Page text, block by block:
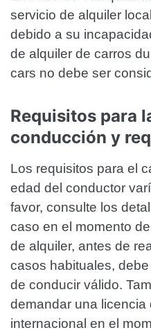
servicio de alquiler
debido a su
de alquiler de carros
cars no debe ser
Requisitos para
conducción y
Los requisitos para el
edad del conductor
favor, consulte los
caso en el momento
de alquiler, antes de
casos habituales,
de conducir válido.
demandar una licencia
internacional en el